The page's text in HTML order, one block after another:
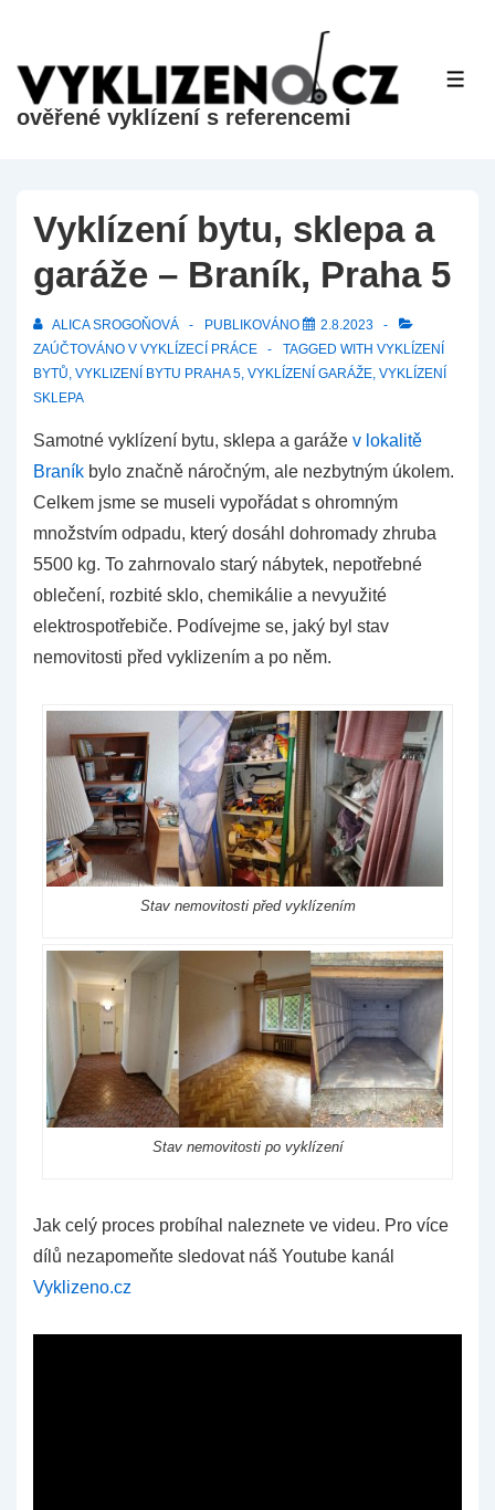
na
hlavní
ověřené vyklízení s referencemi
Vyklízení bytu, sklepa a
garáže – Braník, Praha 5
ALICA SROGOŇOVÁ PUBLIKOVÁNO
2.8.2023
ZAÚČTOVÁNO V VYKLÍZECÍ PRÁCE TAGGED WITH VYKLÍZENÍ
BYTŮ, VYKLIZENÍ BYTU PRAHA 5, VYKLÍZENÍ GARÁŽE, VYKLÍZENÍ
SKLEPA
Samotné vyklízení bytu, sklepa a garáže v lokalitě
Braník bylo značně náročným, ale nezbytným úkolem.
Celkem jsme se museli vypořádat s ohromným
množstvím odpadu, který dosáhl dohromady zhruba
5500 kg. To zahrnovalo starý nábytek, nepotřebné
oblečení, rozbité sklo, chemikálie a nevyužité
elektrospotřebiče. Podívejme se, jaký byl stav
nemovitosti před vyklizením a po něm.
Stav nemovitosti před vyklízením
Stav nemovitosti po vyklízení
Jak celý proces probíhal naleznete ve videu. Pro více
dílů nezapomeňte sledovat náš Youtube kanál
Vyklizeno.cz